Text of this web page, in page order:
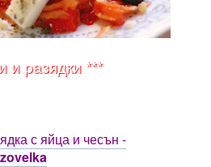
и разядки ***
с яйца и чесън -